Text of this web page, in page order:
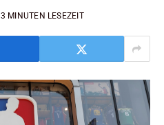
3 MINUTEN LESEZEIT